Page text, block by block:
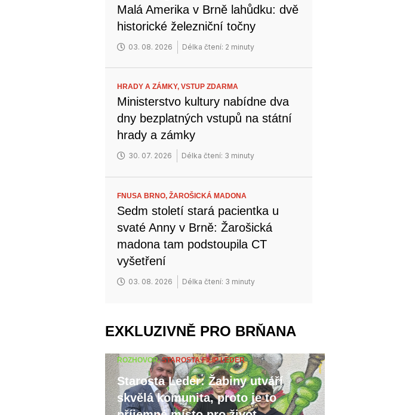
Malá Amerika v Brně lahůdku: dvě
historické železniční točny
03. 08. 2026 Délka čtení: 2 minuty
HRADY A ZÁMKY,VSTUP ZDARMA
Ministerstvo kultury nabídne dva
dny bezplatných vstupů na státní
hrady a zámky
30. 07. 2026 Délka čtení: 3 minuty
FNUSA BRNO,ŽAROŠICKÁ MADONA
Sedm století stará pacientka u
svaté Anny v Brně: Žarošická
madona tam podstoupila CT
vyšetření
03. 08. 2026 Délka čtení: 3 minuty
EXKLUZIVNĚ PRO BRŇANA
ROZHOVOR,STAROSTA FILIP LEDER
Starosta Leder: Žabiny utváří
skvělá komunita, proto je to